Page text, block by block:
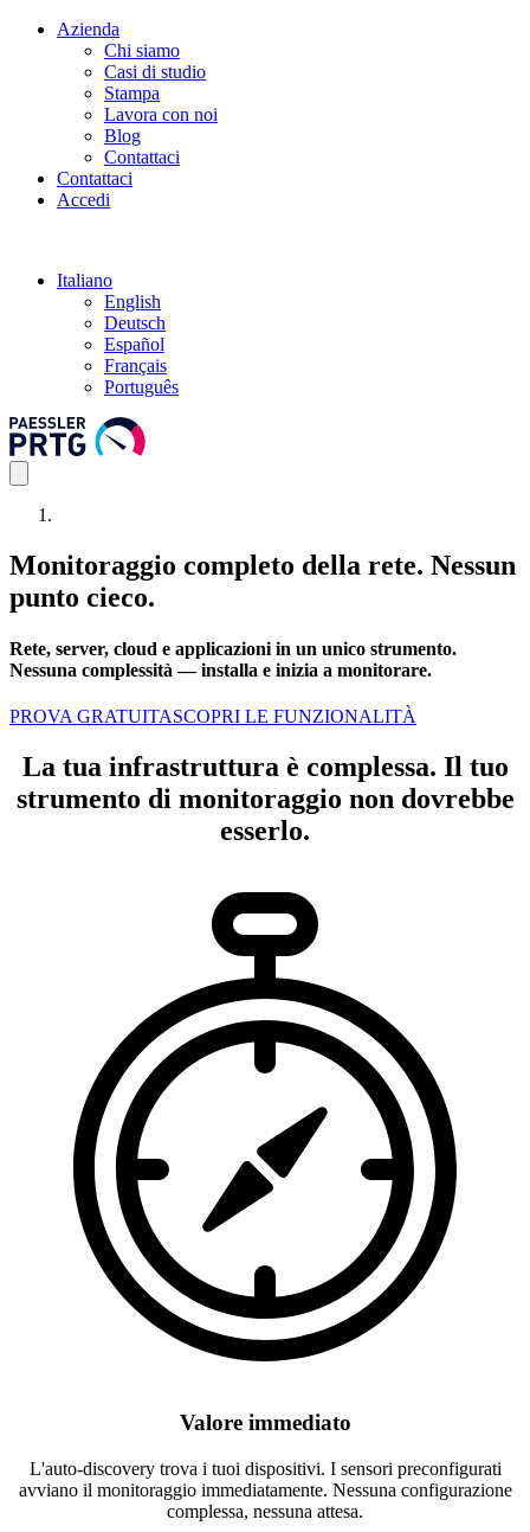
Azienda
Chi siamo
Casi di studio
Stampa
Lavora con noi
Blog
Contattaci
Contattaci
Accedi
Italiano
English
Deutsch
Español
Français
Português
Monitoraggio completo della rete. Nessun
punto cieco.
Rete, server, cloud e applicazioni in un unico strumento.
Nessuna complessità — installa e inizia a monitorare.
PROVA GRATUITASCOPRI LE FUNZIONALITÀ
La tua infrastruttura è complessa. Il tuo
strumento di monitoraggio non dovrebbe
esserlo.
Valore immediato
L'auto-discovery trova i tuoi dispositivi. I sensori preconfigurati
avviano il monitoraggio immediatamente. Nessuna configurazione
complessa, nessuna attesa.